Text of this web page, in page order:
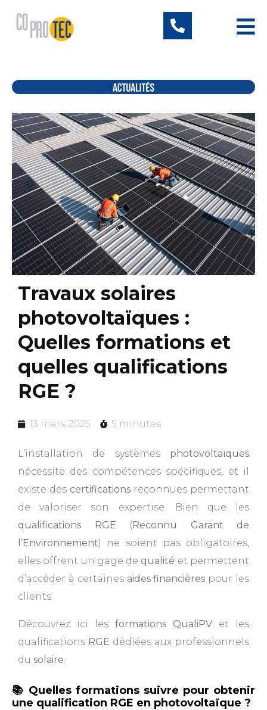
Travaux solaires
photovoltaïques :
Quelles formations et
quelles qualifications
RGE ?
13 mars 2025 5 minutes
L’installation de systèmes photovoltaïques
nécessite des compétences spécifiques, et il
existe des certifications reconnues permettant
de valoriser son expertise. Bien que les
qualifications RGE (Reconnu Garant de
l’Environnement) ne soient pas obligatoires,
elles offrent un gage de qualité et permettent
d’accéder à certaines aides financières pour les
clients.
Découvrez ici les formations QualiPV et les
qualifications RGE dédiées aux professionnels
du solaire
📚 Quelles formations suivre pour obtenir
une qualification RGE en photovoltaïque ?